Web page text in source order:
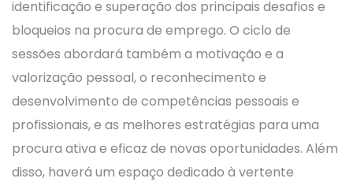
identificação e superação dos principais desafios e
bloqueios na procura de emprego. O ciclo de
sessões abordará também a motivação e a
valorização pessoal, o reconhecimento e
desenvolvimento de competências pessoais e
profissionais, e as melhores estratégias para uma
procura ativa e eficaz de novas oportunidades. Além
disso, haverá um espaço dedicado à vertente